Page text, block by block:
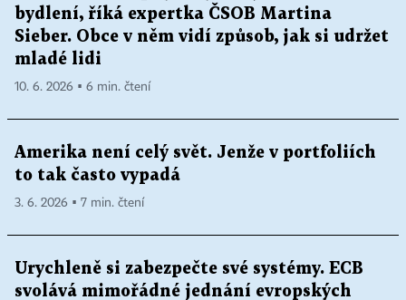
bydlení, říká expertka ČSOB Martina
Sieber. Obce v něm vidí způsob, jak si udržet
mladé lidi
10. 6. 2026 ▪ 6 min. čtení
Amerika není celý svět. Jenže v portfoliích
to tak často vypadá
3. 6. 2026 ▪ 7 min. čtení
Urychleně si zabezpečte své systémy. ECB
svolává mimořádné jednání evropských